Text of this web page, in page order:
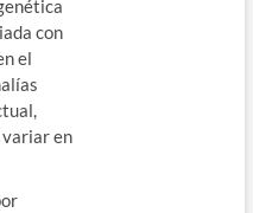
con
el
variar en